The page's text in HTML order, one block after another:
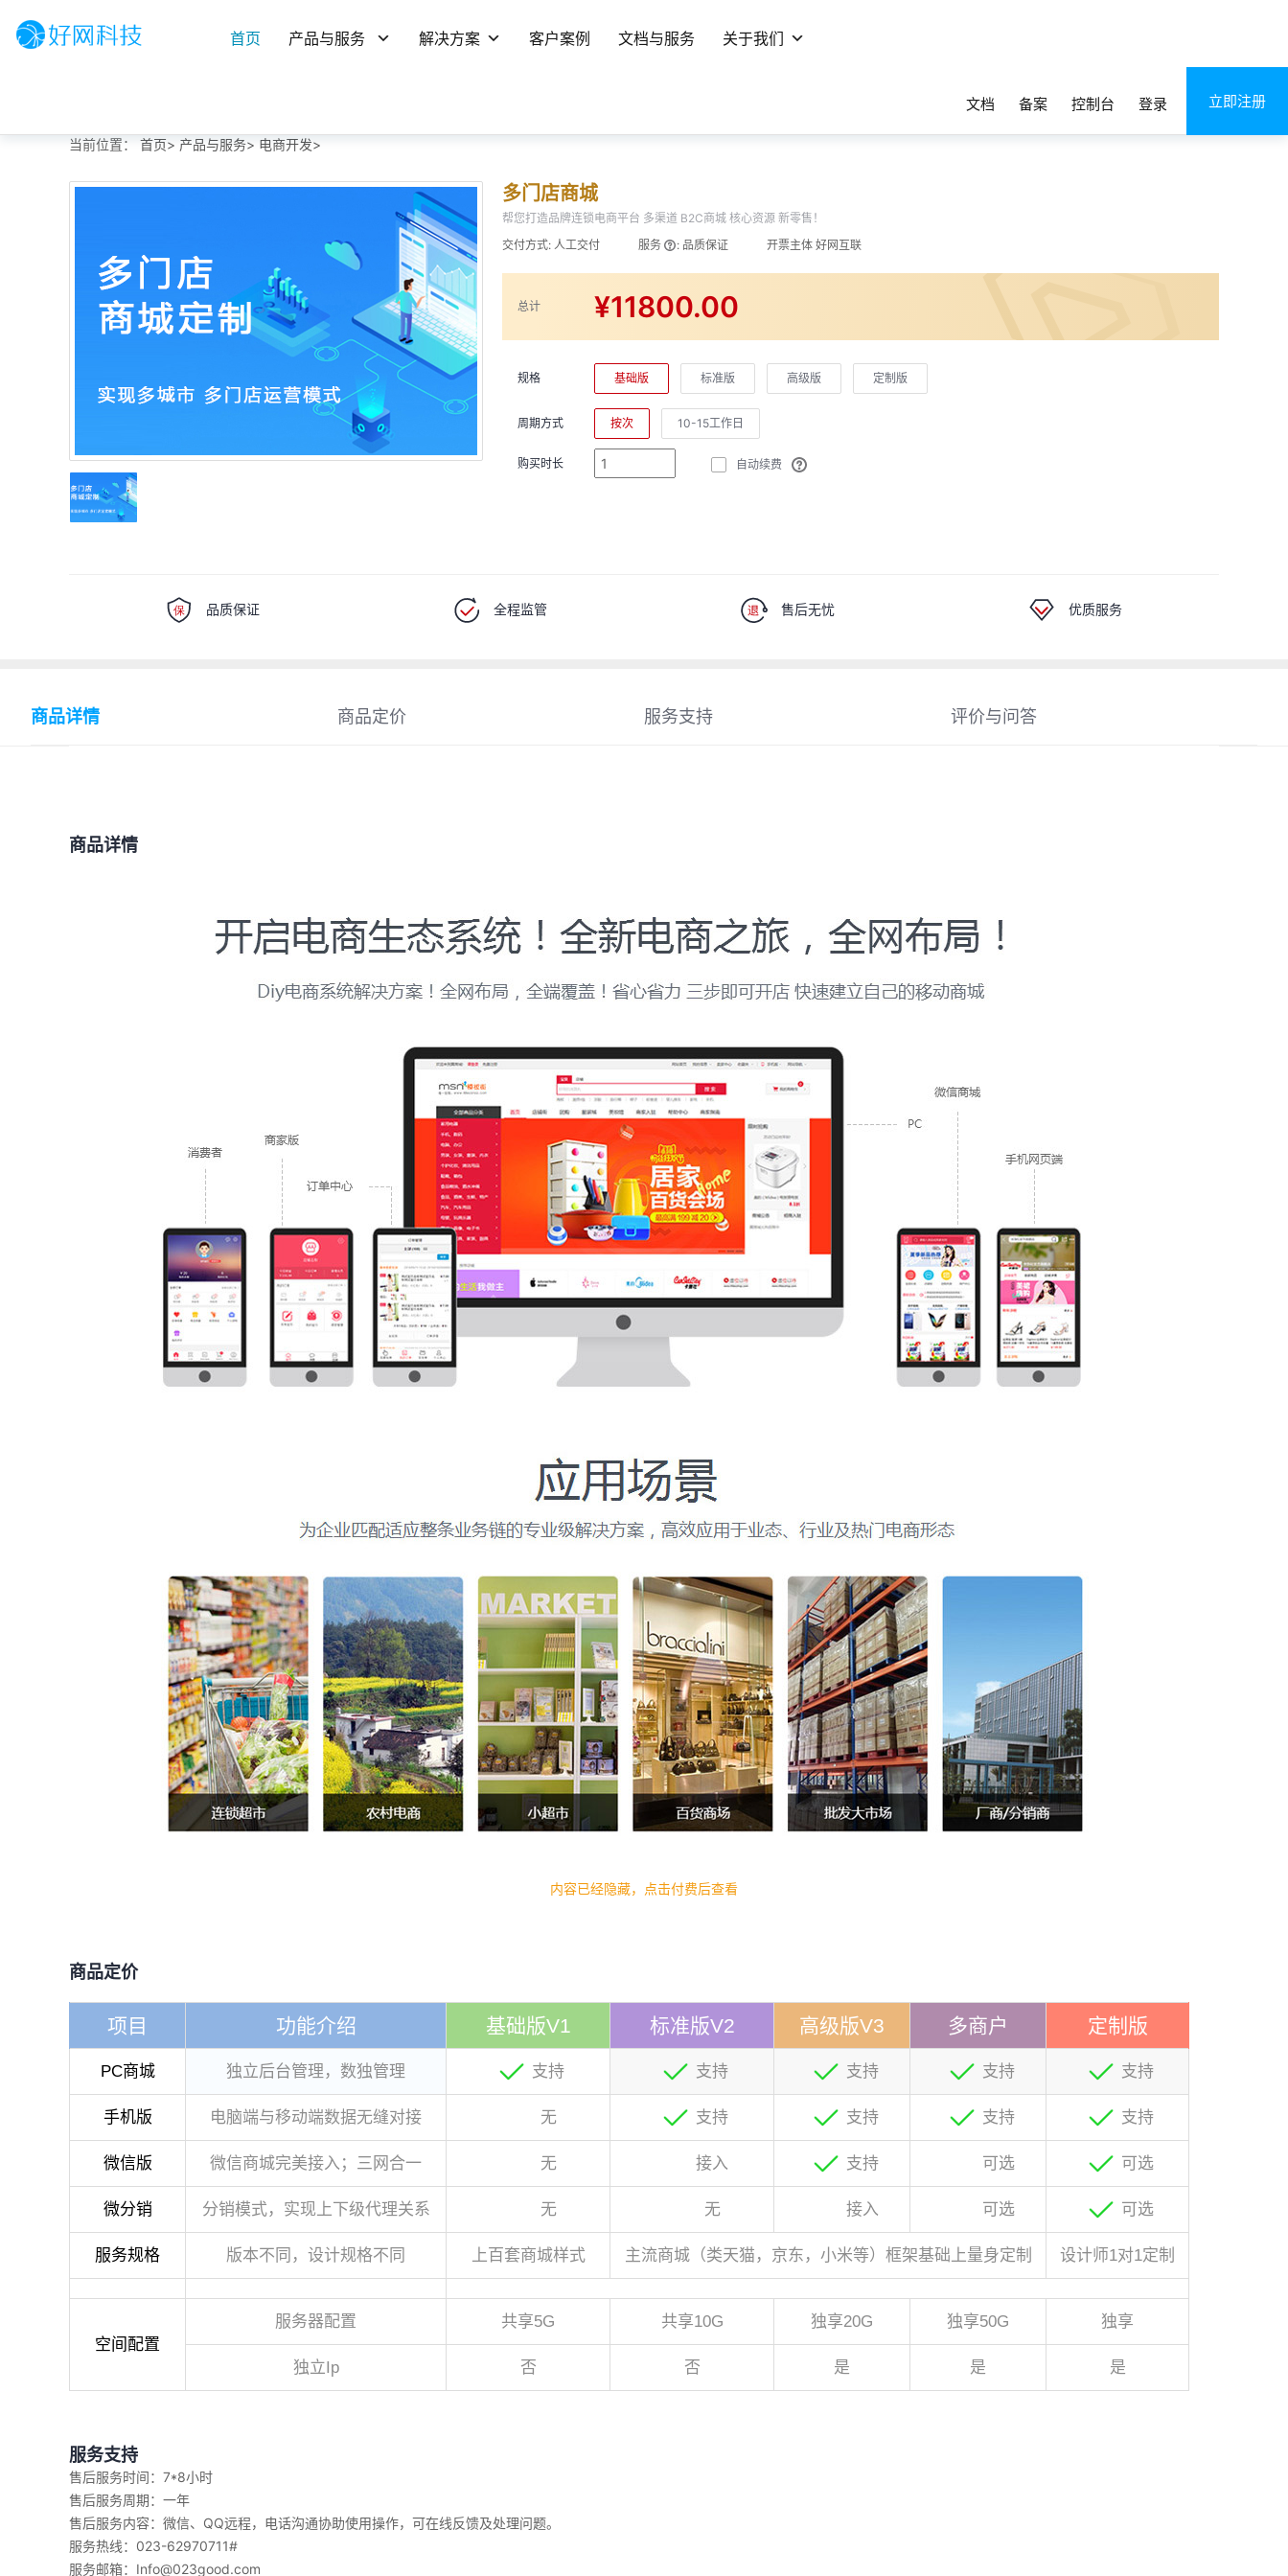
首页 产品与服务 解决方案 客户案例 文档与服务 关于我们
文档 备案 控制台 登录 立即注册
当前位置： 首页> 产品与服务> 电商开发>
多门店商城
帮您打造品牌连锁电商平台 多渠道 B2C商城 核心资源 新零售！
交付方式: 人工交付 服务 : 品质保证 开票主体 好网互联
总计 ¥11800.00
规格 基础版 标准版 高级版 定制版
周期方式 按次 10-15工作日
购买时长 自动续费
品质保证 全程监管 售后无忧 优质服务
商品详情 商品定价 服务支持 评价与问答
商品详情
内容已经隐藏，点击付费后查看
商品定价
项目 功能介绍 基础版V1 标准版V2 高级版V3 多商户 定制版
PC商城 独立后台管理，数独管理 支持 支持 支持 支持 支持
手机版 电脑端与移动端数据无缝对接 无 支持 支持 支持 支持
微信版 微信商城完美接入；三网合一 无 接入 支持 可选 可选
微分销 分销模式，实现上下级代理关系 无 无 接入 可选 可选
服务规格 版本不同，设计规格不同 上百套商城样式 主流商城（类天猫，京东，小米等）框架基础上量身定制 设计师1对1定制
空间配置
服务器配置 共享5G 共享10G 独享20G 独享50G 独享
独立Ip 否 否 是 是 是
服务支持
售后服务时间：7*8小时
售后服务周期：一年
售后服务内容：微信、QQ远程，电话沟通协助使用操作，可在线反馈及处理问题。
服务热线：023-62970711#
服务邮箱：Info@023good.com